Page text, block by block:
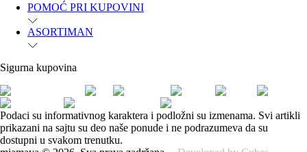
POMOĆ PRI KUPOVINI
ASORTIMAN
Sigurna kupovina
Podaci su informativnog karaktera i podložni su izmenama. Svi artikli
prikazani na sajtu su deo naše ponude i ne podrazumeva da su
dostupni u svakom trenutku.